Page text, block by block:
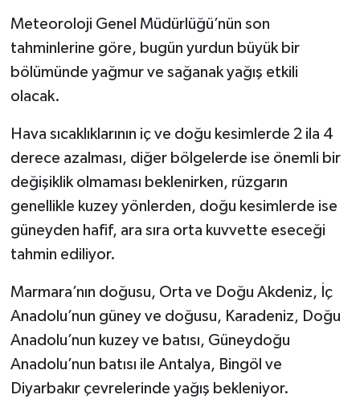
Meteoroloji Genel Müdürlüğü’nün son
tahminlerine göre, bugün yurdun büyük bir
bölümünde yağmur ve sağanak yağış etkili
olacak.
Hava sıcaklıklarının iç ve doğu kesimlerde 2 ila 4
derece azalması, diğer bölgelerde ise önemli bir
değişiklik olmaması beklenirken, rüzgarın
genellikle kuzey yönlerden, doğu kesimlerde ise
güneyden hafif, ara sıra orta kuvvette eseceği
tahmin ediliyor.
Marmara’nın doğusu, Orta ve Doğu Akdeniz, İç
Anadolu’nun güney ve doğusu, Karadeniz, Doğu
Anadolu’nun kuzey ve batısı, Güneydoğu
Anadolu’nun batısı ile Antalya, Bingöl ve
Diyarbakır çevrelerinde yağış bekleniyor.